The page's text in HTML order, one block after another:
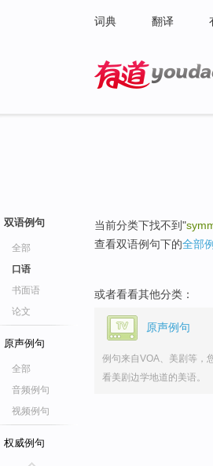
词典 翻译
双语例句
全部
口语
书面语
论文
原声例句
全部
音频例句
视频例句
权威例句
当前分类下找不到"
查看双语例句下的全部
或者看看其他分类：
原声例句
例句来自VOA、美剧等，
看美剧边学地道的美语。